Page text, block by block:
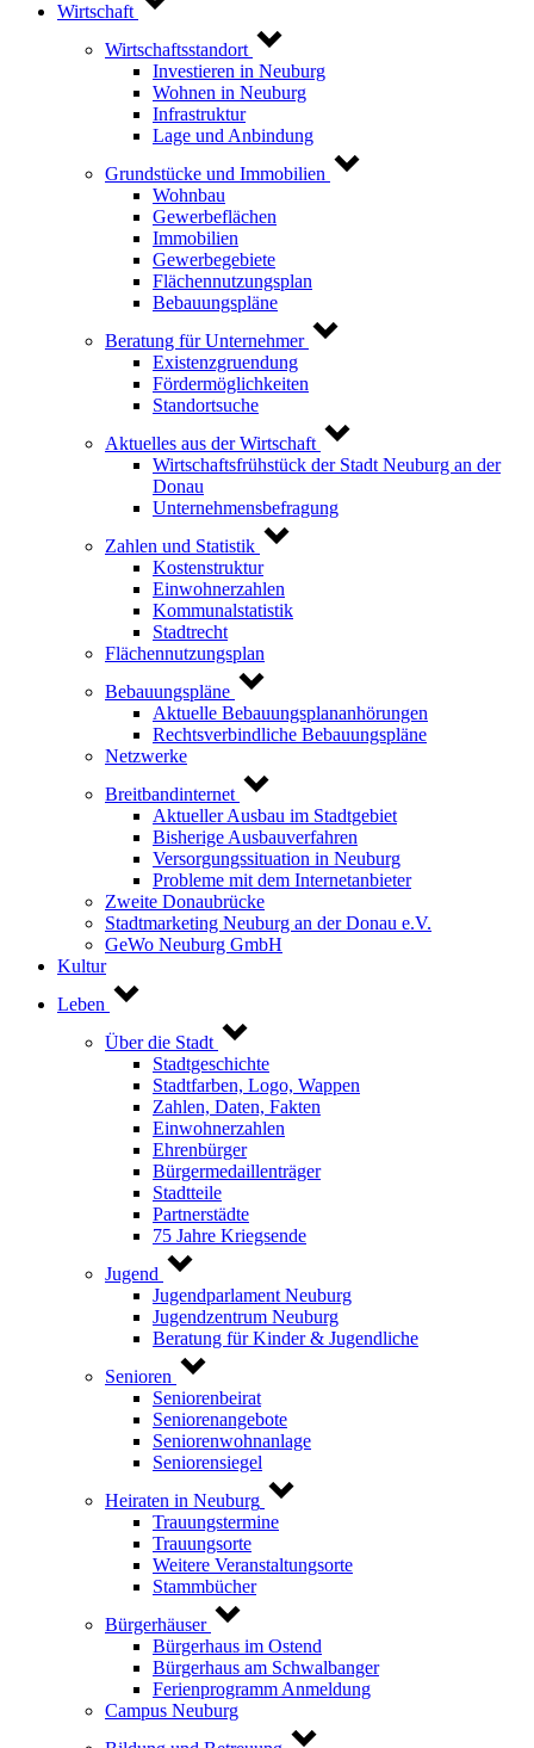
Wirtschaft
Wirtschaftsstandort
Investieren in Neuburg
Wohnen in Neuburg
Infrastruktur
Lage und Anbindung
Grundstücke und Immobilien
Wohnbau
Gewerbeflächen
Immobilien
Gewerbegebiete
Flächennutzungsplan
Bebauungspläne
Beratung für Unternehmer
Existenzgruendung
Fördermöglichkeiten
Standortsuche
Aktuelles aus der Wirtschaft
Wirtschaftsfrühstück der Stadt Neuburg an der
Donau
Unternehmensbefragung
Zahlen und Statistik
Kostenstruktur
Einwohnerzahlen
Kommunalstatistik
Stadtrecht
Flächennutzungsplan
Bebauungspläne
Aktuelle Bebauungsplananhörungen
Rechtsverbindliche Bebauungspläne
Netzwerke
Breitbandinternet
Aktueller Ausbau im Stadtgebiet
Bisherige Ausbauverfahren
Versorgungssituation in Neuburg
Probleme mit dem Internetanbieter
Zweite Donaubrücke
Stadtmarketing Neuburg an der Donau e.V.
GeWo Neuburg GmbH
Kultur
Leben
Über die Stadt
Stadtgeschichte
Stadtfarben, Logo, Wappen
Zahlen, Daten, Fakten
Einwohnerzahlen
Ehrenbürger
Bürgermedaillenträger
Stadtteile
Partnerstädte
75 Jahre Kriegsende
Jugend
Jugendparlament Neuburg
Jugendzentrum Neuburg
Beratung für Kinder & Jugendliche
Senioren
Seniorenbeirat
Seniorenangebote
Seniorenwohnanlage
Seniorensiegel
Heiraten in Neuburg
Trauungstermine
Trauungsorte
Weitere Veranstaltungsorte
Stammbücher
Bürgerhäuser
Bürgerhaus im Ostend
Bürgerhaus am Schwalbanger
Ferienprogramm Anmeldung
Campus Neuburg